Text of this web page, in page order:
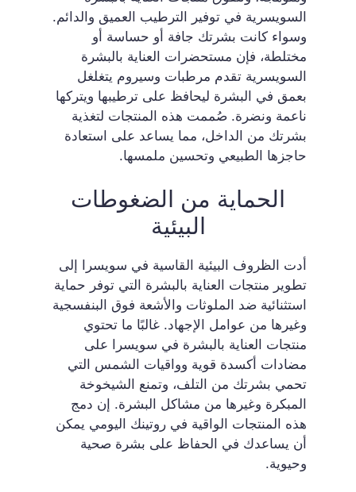
السويسرية في توفير الترطيب العميق والدائم.
وسواء كانت بشرتك جافة أو حساسة أو
مختلطة، فإن مستحضرات العناية بالبشرة
السويسرية تقدم مرطبات وسيروم يتغلغل
بعمق في البشرة ليحافظ على ترطيبها ويتركها
ناعمة ونضرة. صُممت هذه المنتجات لتغذية
بشرتك من الداخل، مما يساعد على استعادة
حاجزها الطبيعي وتحسين ملمسها.
الحماية من الضغوطات
البيئية
أدت الظروف البيئية القاسية في سويسرا إلى
تطوير منتجات العناية بالبشرة التي توفر حماية
استثنائية ضد الملوثات والأشعة فوق البنفسجية
وغيرها من عوامل الإجهاد. غالبًا ما تحتوي
منتجات العناية بالبشرة في سويسرا على
مضادات أكسدة قوية وواقيات الشمس التي
تحمي بشرتك من التلف، وتمنع الشيخوخة
المبكرة وغيرها من مشاكل البشرة. إن دمج
هذه المنتجات الواقية في روتينك اليومي يمكن
أن يساعدك في الحفاظ على بشرة صحية
وحيوية.